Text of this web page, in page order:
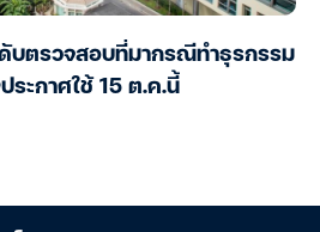
บตรวจสอบที่มากรณีทำธุรกรรม
ระกาศใช้ 15 ต.ค.นี้